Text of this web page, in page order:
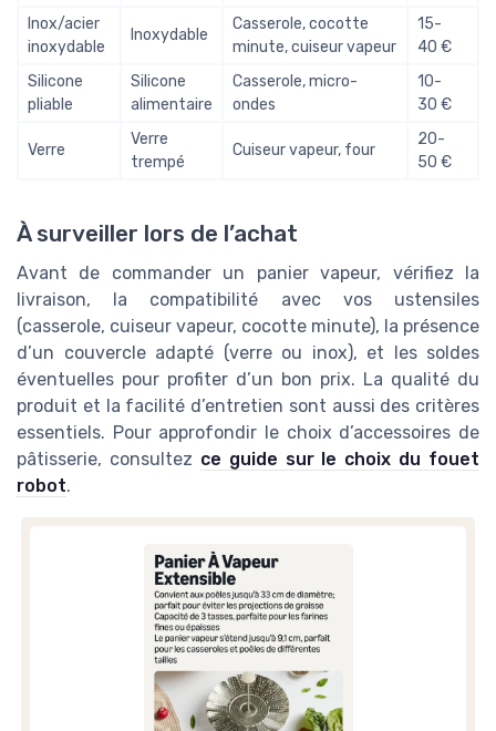
Inox/acier
inoxydable
Inoxydable
Casserole, cocotte
minute, cuiseur vapeur
15-
40 €
Silicone
pliable
Silicone
alimentaire
Casserole, micro-
ondes
10-
30 €
Verre
Verre
trempé
Cuiseur vapeur, four
20-
50 €
À surveiller lors de l’achat
Avant de commander un panier vapeur, vérifiez la
livraison, la compatibilité avec vos ustensiles
(casserole, cuiseur vapeur, cocotte minute), la présence
d’un couvercle adapté (verre ou inox), et les soldes
éventuelles pour profiter d’un bon prix. La qualité du
produit et la facilité d’entretien sont aussi des critères
essentiels. Pour approfondir le choix d’accessoires de
pâtisserie, consultez ce guide sur le choix du fouet
robot.